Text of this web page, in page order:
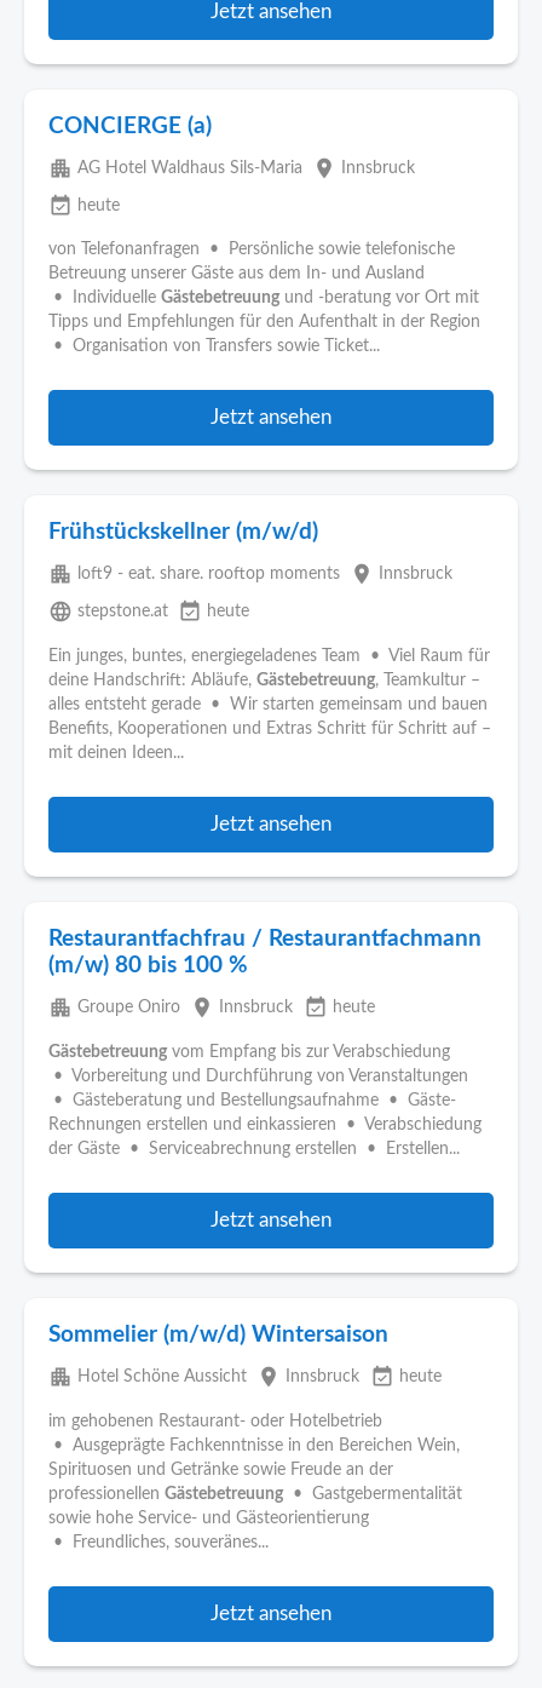
Jetzt ansehen
CONCIERGE (a)
apartment AG Hotel Waldhaus Sils-Maria place Innsbruck
event_available heute
von Telefonanfragen • Persönliche sowie telefonische
Betreuung unserer Gäste aus dem In- und Ausland
• Individuelle Gästebetreuung und -beratung vor Ort mit
Tipps und Empfehlungen für den Aufenthalt in der Region
• Organisation von Transfers sowie Ticket...
Jetzt ansehen
Frühstückskellner (m/w/d)
apartment loft9 - eat. share. rooftop moments place Innsbruck
language stepstone.at event_available heute
Ein junges, buntes, energiegeladenes Team • Viel Raum für
deine Handschrift: Abläufe, Gästebetreuung, Teamkultur –
alles entsteht gerade • Wir starten gemeinsam und bauen
Benefits, Kooperationen und Extras Schritt für Schritt auf –
mit deinen Ideen...
Jetzt ansehen
Restaurantfachfrau / Restaurantfachmann
(m/w) 80 bis 100 %
apartment Groupe Oniro place Innsbruck event_available heute
Gästebetreuung vom Empfang bis zur Verabschiedung
• Vorbereitung und Durchführung von Veranstaltungen
• Gästeberatung und Bestellungsaufnahme • Gäste-
Rechnungen erstellen und einkassieren • Verabschiedung
der Gäste • Serviceabrechnung erstellen • Erstellen...
Jetzt ansehen
Sommelier (m/w/d) Wintersaison
apartment Hotel Schöne Aussicht place Innsbruck event_available heute
im gehobenen Restaurant- oder Hotelbetrieb
• Ausgeprägte Fachkenntnisse in den Bereichen Wein,
Spirituosen und Getränke sowie Freude an der
professionellen Gästebetreuung • Gastgebermentalität
sowie hohe Service- und Gästeorientierung
• Freundliches, souveränes...
Jetzt ansehen